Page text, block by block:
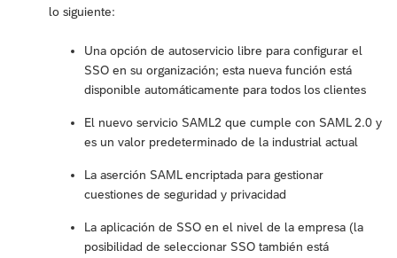
lo siguiente:
Una opción de autoservicio libre para configurar el
SSO en su organización; esta nueva función está
disponible automáticamente para todos los clientes
El nuevo servicio SAML2 que cumple con SAML 2.0 y
es un valor predeterminado de la industrial actual
La aserción SAML encriptada para gestionar
cuestiones de seguridad y privacidad
La aplicación de SSO en el nivel de la empresa (la
posibilidad de seleccionar SSO también está